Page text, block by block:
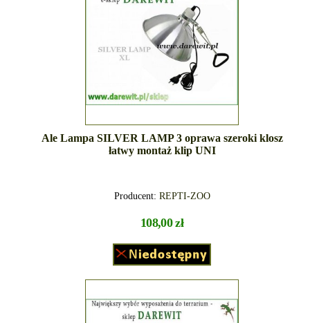
Ale Lampa SILVER LAMP 3 oprawa szeroki klosz
łatwy montaż klip UNI
Producent: REPTI-ZOO
108,00 zł